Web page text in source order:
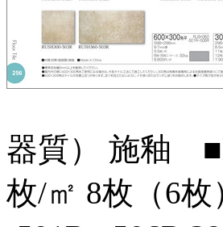
器質） 施釉
枚/㎡ 8枚（6枚